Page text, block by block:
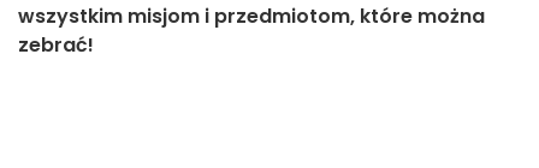
wszystkim misjom i przedmiotom, które można
zebrać!